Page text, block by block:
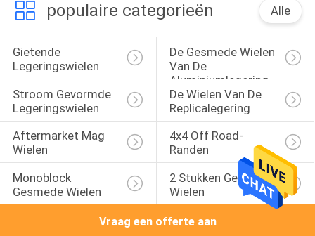
populaire categorieën Alle
Gietende
Legeringswielen
De Gesmede Wielen
Van De
Aluminiumlegering
Stroom Gevormde
Legeringswielen
De Wielen Van De
Replicalegering
Aftermarket Mag
Wielen
4x4 Off Road-
Randen
Monoblock
Gesmede Wielen
2 Stukken Gesmede
Wielen
Vraag een offerte aan